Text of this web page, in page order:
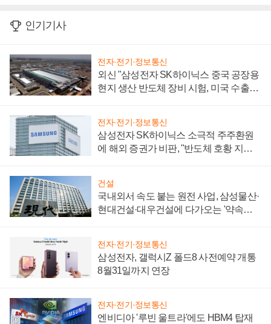
인기기사
전자·전기·정보통신
외신 "삼성전자 SK하이닉스 중국 공장용
현지 생산 반도체 장비 시험, 미국 수출통
전자·전기·정보통신
삼성전자 SK하이닉스 소극적 주주환원
에 해외 증권가 비판, "반도체 호황 지속
건설
국내외서 속도 붙는 원전 사업, 삼성물산·
현대건설·대우건설에 다가오는 '약속의
전자·전기·정보통신
삼성전자, 갤럭시Z 폴드8 사전예약 개통
8월31일까지 연장
전자·전기·정보통신
엔비디아 '루빈 울트라'에도 HBM4 탑재